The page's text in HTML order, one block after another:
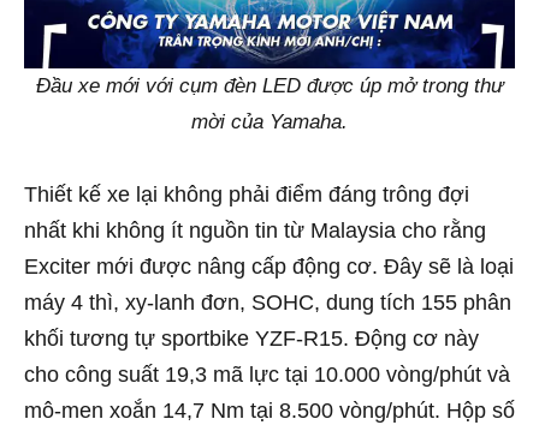
Đầu xe mới với cụm đèn LED được úp mở trong thư
mời của Yamaha.
Thiết kế xe lại không phải điểm đáng trông đợi
nhất khi không ít nguồn tin từ Malaysia cho rằng
Exciter mới được nâng cấp động cơ. Đây sẽ là loại
máy 4 thì, xy-lanh đơn, SOHC, dung tích 155 phân
khối tương tự sportbike YZF-R15. Động cơ này
cho công suất 19,3 mã lực tại 10.000 vòng/phút và
mô-men xoắn 14,7 Nm tại 8.500 vòng/phút. Hộp số